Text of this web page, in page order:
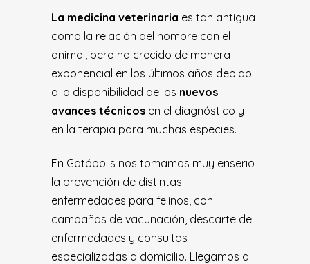
La medicina veterinaria es tan antigua
como la relación del hombre con el
animal, pero ha crecido de manera
exponencial en los últimos años debido
a la disponibilidad de los nuevos
avances técnicos en el diagnóstico y
en la terapia para muchas especies.
En Gatópolis nos tomamos muy enserio
la prevención de distintas
enfermedades para felinos, con
campañas de vacunación, descarte de
enfermedades y consultas
especializadas a domicilio. Llegamos a